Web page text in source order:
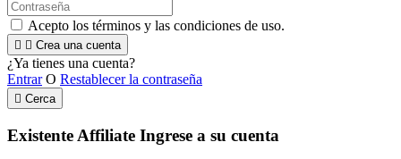
Acepto los términos y las condiciones de uso.
  Crea una cuenta
¿Ya tienes una cuenta?
EntrarO Restablecer la contraseña
 Cerca
Existente Affiliate Ingrese a su cuenta